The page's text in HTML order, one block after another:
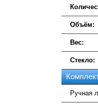
Объём:
Вес:
Стекло:
Ручная